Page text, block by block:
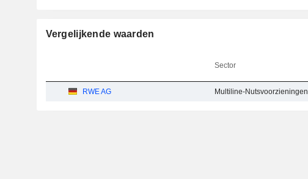
Vergelijkende waarden
Sector
RWE AG Multiline-Nutsvoorzieningen